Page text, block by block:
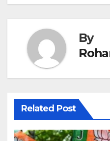
By
Related Post